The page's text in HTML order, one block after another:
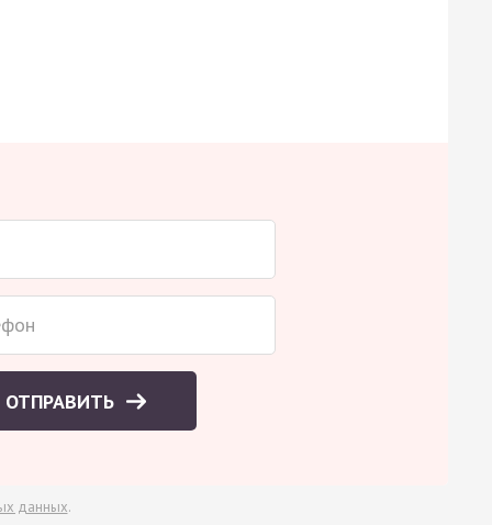
ОТПРАВИТЬ
данных.